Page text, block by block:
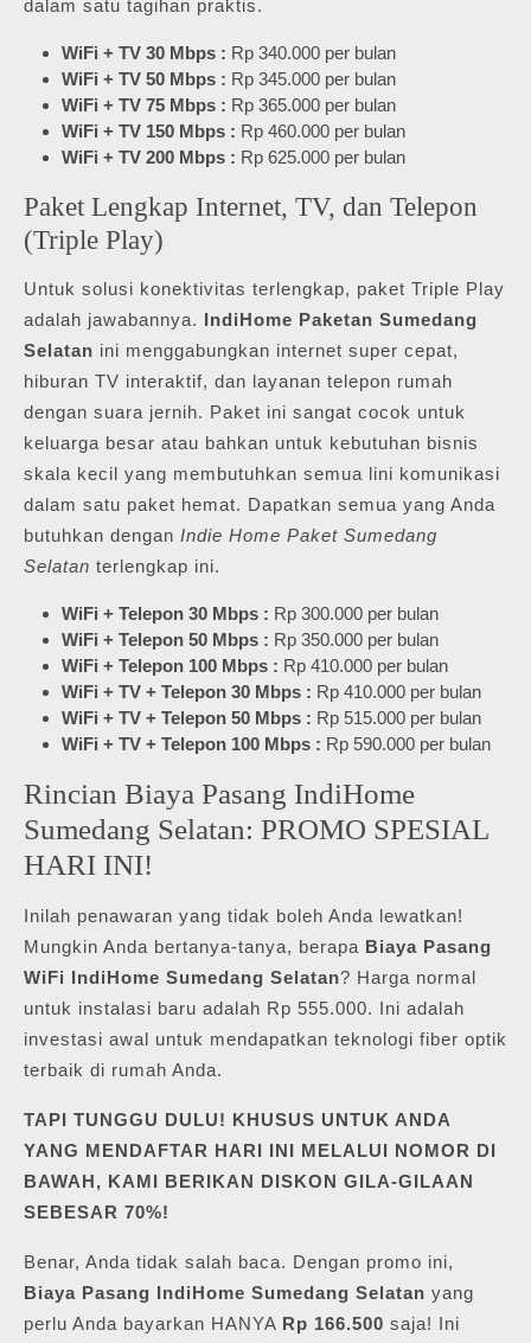
dalam satu tagihan praktis.
WiFi + TV 30 Mbps : Rp 340.000 per bulan
WiFi + TV 50 Mbps : Rp 345.000 per bulan
WiFi + TV 75 Mbps : Rp 365.000 per bulan
WiFi + TV 150 Mbps : Rp 460.000 per bulan
WiFi + TV 200 Mbps : Rp 625.000 per bulan
Paket Lengkap Internet, TV, dan Telepon
(Triple Play)
Untuk solusi konektivitas terlengkap, paket Triple Play
adalah jawabannya.
IndiHome Paketan Sumedang
Selatan ini menggabungkan internet super cepat,
hiburan TV interaktif, dan layanan telepon rumah
dengan suara jernih. Paket ini sangat cocok untuk
keluarga besar atau bahkan untuk kebutuhan bisnis
skala kecil yang membutuhkan semua lini komunikasi
dalam satu paket hemat. Dapatkan semua yang Anda
butuhkan dengan Indie Home Paket Sumedang
Selatan terlengkap ini.
WiFi + Telepon 30 Mbps : Rp 300.000 per bulan
WiFi + Telepon 50 Mbps : Rp 350.000 per bulan
WiFi + Telepon 100 Mbps : Rp 410.000 per bulan
WiFi + TV + Telepon 30 Mbps : Rp 410.000 per bulan
WiFi + TV + Telepon 50 Mbps : Rp 515.000 per bulan
WiFi + TV + Telepon 100 Mbps : Rp 590.000 per bulan
Rincian Biaya Pasang IndiHome
Sumedang Selatan: PROMO SPESIAL
HARI INI!
Inilah penawaran yang tidak boleh Anda lewatkan!
Mungkin Anda bertanya-tanya, berapa Biaya Pasang
WiFi IndiHome Sumedang Selatan? Harga normal
untuk instalasi baru adalah Rp 555.000. Ini adalah
investasi awal untuk mendapatkan teknologi fiber optik
terbaik di rumah Anda.
TAPI TUNGGU DULU! KHUSUS UNTUK ANDA
YANG MENDAFTAR HARI INI MELALUI NOMOR DI
BAWAH, KAMI BERIKAN DISKON GILA-GILAAN
SEBESAR 70%!
Benar, Anda tidak salah baca. Dengan promo ini,
Biaya Pasang IndiHome Sumedang Selatan yang
perlu Anda bayarkan HANYA Rp 166.500 saja! Ini